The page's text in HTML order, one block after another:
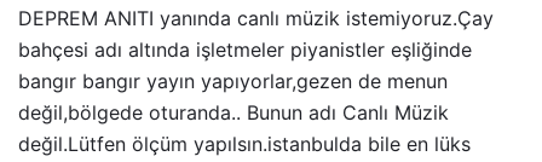
DEPREM ANITI yanında canlı müzik istemiyoruz.Çay
bahçesi adı altında işletmeler piyanistler eşliğinde
bangır bangır yayın yapıyorlar,gezen de menun
değil,bölgede oturanda.. Bunun adı Canlı Müzik
değil.Lütfen ölçüm yapılsın.istanbulda bile en lüks